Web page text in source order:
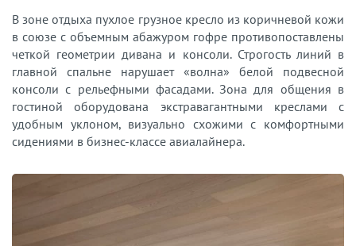
В зоне отдыха пухлое грузное кресло из коричневой кожи
в союзе с объемным абажуром гофре противопоставлены
четкой геометрии дивана и консоли. Строгость линий в
главной спальне нарушает «волна» белой подвесной
консоли с рельефными фасадами. Зона для общения в
гостиной оборудована экстравагантными креслами с
удобным уклоном, визуально схожими с комфортными
сидениями в бизнес-классе авиалайнера.